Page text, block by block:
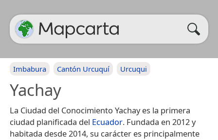
Imbabura Cantón Urcuquí Urcuqui
Yachay
La Ciudad del Conocimiento Yachay es la primera
ciudad planificada del Ecuador. Fundada en 2012 y
habitada desde 2014, su carácter es principalmente